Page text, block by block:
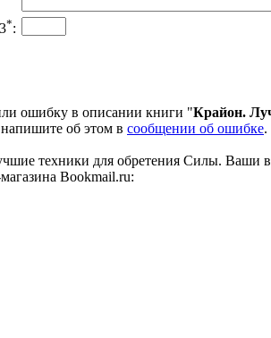
*:
ошибку в описании книги "Крайон.
об этом в сообщении об ошибке.
техники для обретения Силы. Ваши
Bookmail.ru: